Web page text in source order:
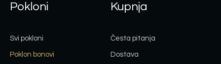
Pokloni
Svi pokloni
Poklon bonovi
Kupnja
Česta pitanja
Dostava